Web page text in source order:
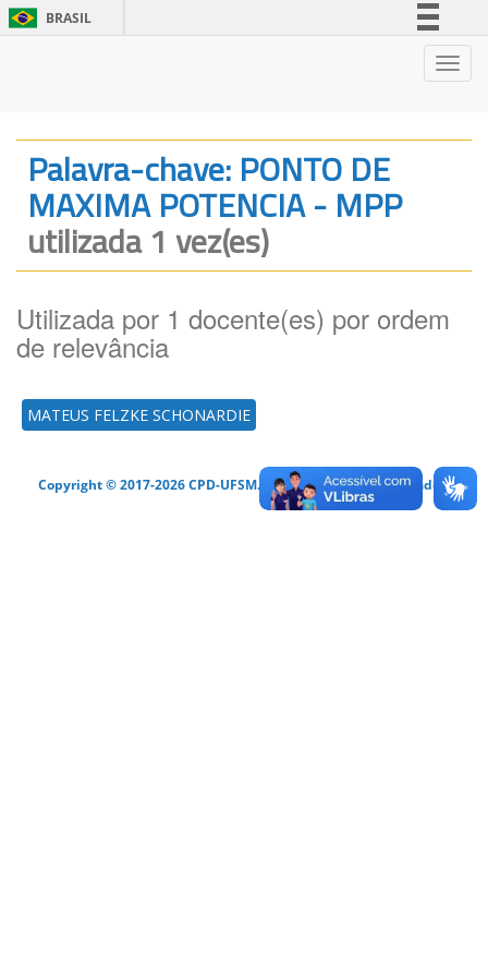
BRASIL
Legislação
Canais
Palavra-chave: PONTO DE
MAXIMA POTENCIA - MPP
utilizada 1 vez(es)
Utilizada por 1 docente(es) por ordem
de relevância
MATEUS FELZKE SCHONARDIE
Copyright © 2017-2026 CPD-UFSM. Todos os direitos reservados.